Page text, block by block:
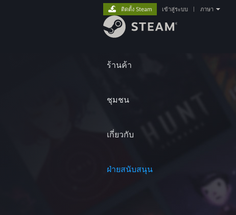
ร้านค้า
ชุมชน
เกี่ยวกับ
ฝ่ายสนับสนุน
ติดตั้ง Steam เข้าสู่ระบบ ภาษา